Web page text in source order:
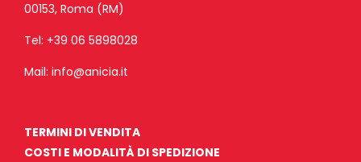
00153, Roma (RM)
Tel: +39 06 5898028
Mail: info@anicia.it
TERMINI DI VENDITA
COSTI E MODALITÀ DI SPEDIZIONE